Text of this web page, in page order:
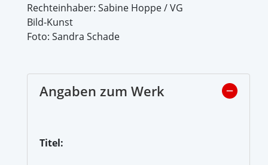
Rechteinhaber: Sabine Hoppe / VG
Bild-Kunst
Foto: Sandra Schade
Angaben zum Werk
Titel: